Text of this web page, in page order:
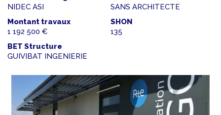
NIDEC ASI
SANS ARCHITECTE
Montant travaux
1 192 500 €
SHON
135
BET Structure
GUIVIBAT INGENIERIE